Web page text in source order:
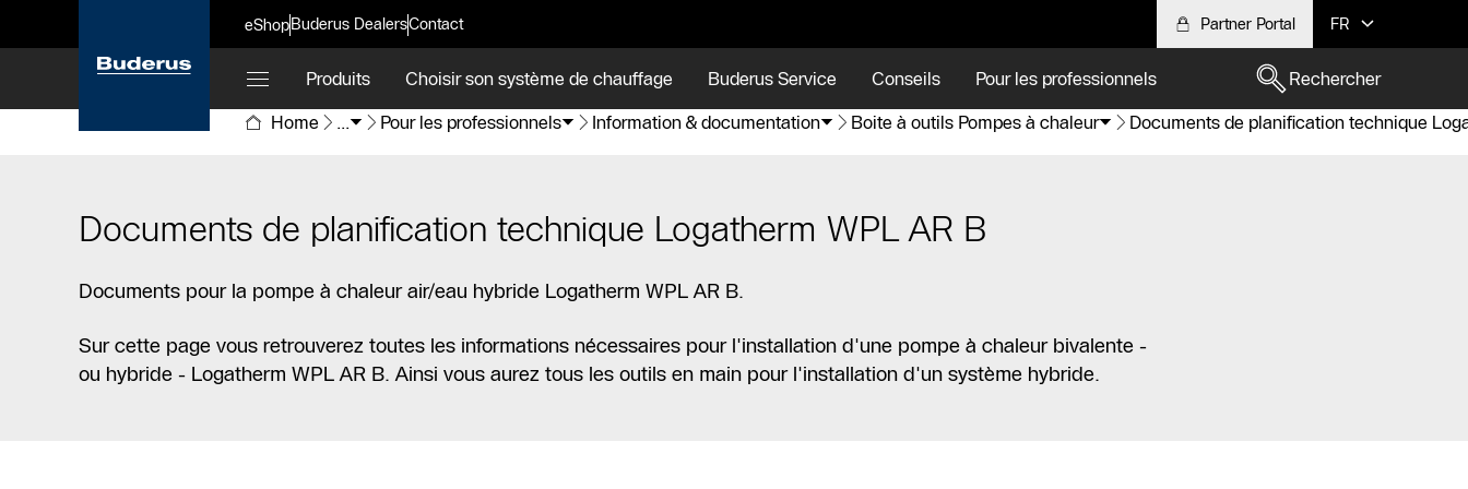
eShopBuderus DealersContact Partner Portal FR
Produits Choisir son système de chauffage Buderus Service Conseils Pour les professionnels
Rechercher
Home
... Pour les professionnels Information & documentation Boite à outils Pompes à chaleur Documents de planification technique
Documents de planification technique Logatherm WPL AR B
Documents pour la pompe à chaleur air/eau hybride Logatherm WPL AR B.
Sur cette page vous retrouverez toutes les informations nécessaires pour l'installation d'une pompe à chaleur bivalente -
ou hybride - Logatherm WPL AR B. Ainsi vous aurez tous les outils en main pour l'installation d'un système hybride.